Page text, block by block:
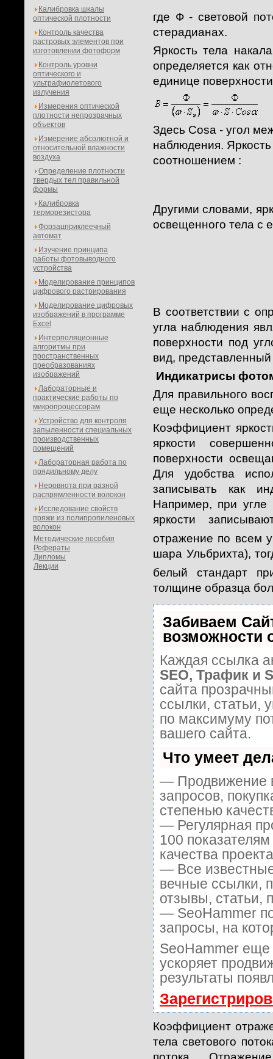
Калибровка шкалы
оптической плотности
Контроль качества
растровых элементов при
изготовлении фотоформ
Контроль уровни
оптического и
ультрафиолетового
излучения
Измерения оптической
плотности непрозрачных
объектов
Измерение абсолютной и
относительной влажности
воздуха
Определение плотности
твердых тел правильной
формы
Калибровка
терморезистора
Форзацприклеечный
автомат
Изучение принципа
работы фотовыводного
устройства
Моделирование принципов
цифрового растрирования
Моделирование цифровых
изображений в программе
Excel
Интерполяционные
алгоритмы при
пространственных
преобразованиях
изображений
Лабораторные и
практические работы по
микропроцессорам
Устройство для контроля
запыленности специальных
производственных
помещений
Лабораторная работа по
прядильному делу
Неровнота при разной
распрямленности волокон
Исследование свойств
пряжи из полипропиленовых
волокон
Методические пособия
Рефераты
Дипломы
Лекции
где Ф - световой
стерадианах.
Яркость тела
определяется как
единице
Здесь Cosa - угол
наблюдения. Яркость
соотношением :
Другими словами,
освещенного тела с
В соответствии с
угла наблюдения
поверхности под
вид,
Индикатрисы
Для правильного
еще несколько
Коэффициент
яркости
поверхности
Для удобства
записывать как
Например, при
яркости
отражение по всем
шара Ульбрихта),
белый стандарт
толщине образца
Забиваем
возможности
Каждая ссылка
SEO, Трафик и
сайта
ссылки, статьи,
по максимуму
вашего сайта.
Что умеет
— Продвижение
запросов,
степенью
— Регулярная
100
качества
— Все
вечные ссылки,
отзывы, статьи,
— SeoHammer
запросы, на
SeoHammer еще
ускоряет
результаты
Коэффициент
тела светового